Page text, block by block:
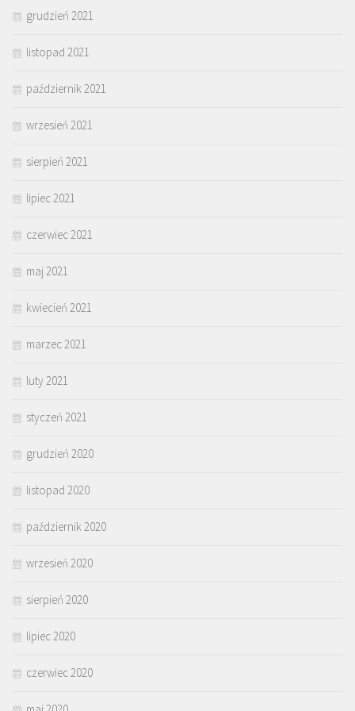
grudzień 2021
listopad 2021
październik 2021
wrzesień 2021
sierpień 2021
lipiec 2021
czerwiec 2021
maj 2021
kwiecień 2021
marzec 2021
luty 2021
styczeń 2021
grudzień 2020
listopad 2020
październik 2020
wrzesień 2020
sierpień 2020
lipiec 2020
czerwiec 2020